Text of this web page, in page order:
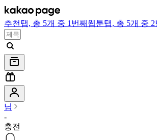
추천 탭, 총 5개 중 1번째 웹툰탭, 총 5개 중 2
님
-
충전